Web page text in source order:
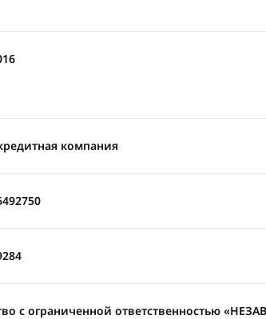
компания
с ограниченной ответственностью